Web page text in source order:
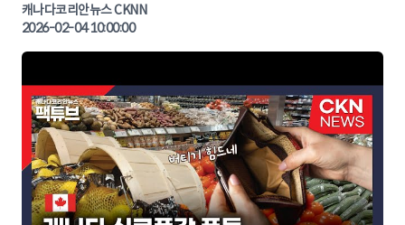
린 캐나다뉴스 | CKNNEWS, 캐나다코리안뉴스
캐나다코리안뉴스 CKNN
2026-02-04 10:00:00